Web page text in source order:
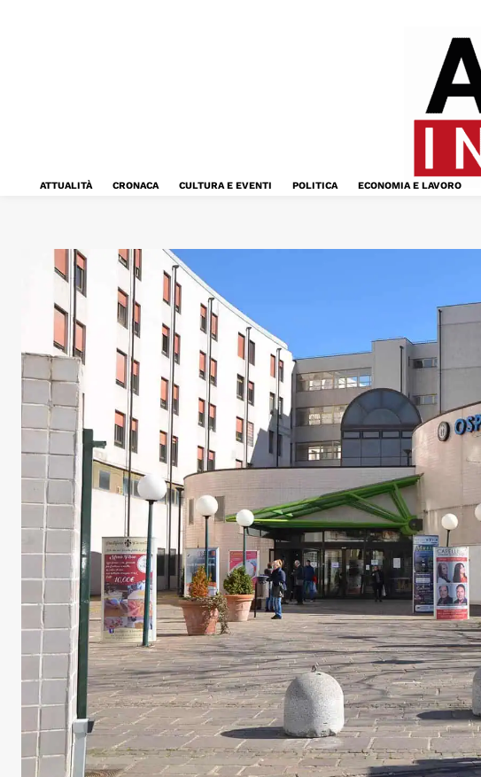
ATTUALITÀ CRONACA CULTURA E EVENTI POLITICA ECONOMIA E LAVORO